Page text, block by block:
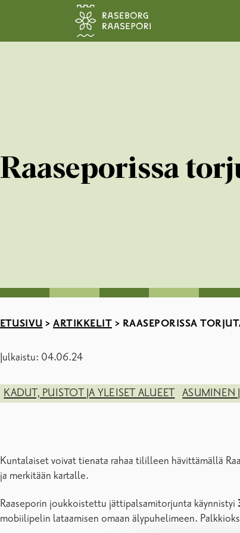
Raaseporissa
ETUSIVU > ARTIKKELIT > RAASEPORISSA
Julkaistu: 04.06.24
KADUT, PUISTOT JA YLEISET ALUEET ASUMINEN
Kuntalaiset voivat tienata rahaa tililleen hävittämällä
ja merkitään kartalle.
Raaseporin joukkoistettu jättipalsamitorjunta käynnistyi
mobiilipelin lataamisen omaan älypuhelimeen.